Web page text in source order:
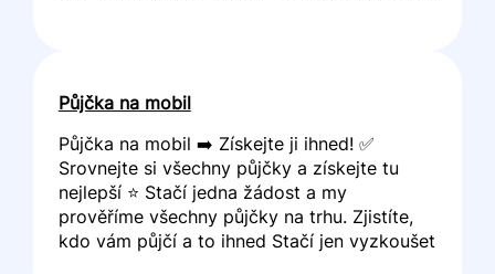
Půjčka na mobil
Půjčka na mobil ➡️ Získejte ji ihned! ✅
Srovnejte si všechny půjčky a získejte tu
nejlepší ⭐ Stačí jedna žádost a my
prověříme všechny půjčky na trhu. Zjistíte,
kdo vám půjčí a to ihned Stačí jen vyzkoušet